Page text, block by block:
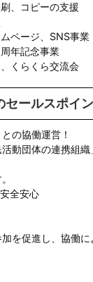
、コピーの支援
ページ、SNS事業
年記念事業
くらくら交流会
ールスポイ
の協働運営！
動団体の連携組織
全安心
を促進し、協働に